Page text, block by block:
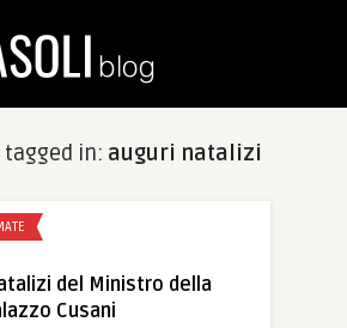
in: auguri natalizi
del Ministro della
Cusani